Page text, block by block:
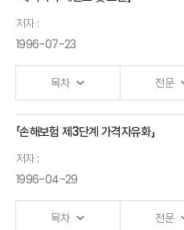
저자 :
1996-07-23
목차 전문
「손해보험 제3단계 가격자유화」
저자 :
1996-04-29
목차 전문